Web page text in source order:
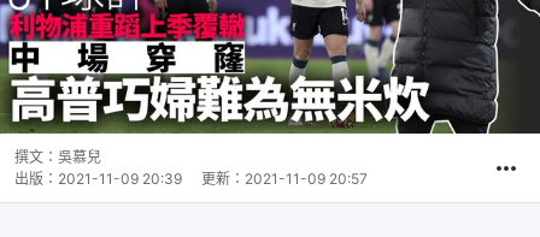
撰文： 吳慕兒
出版： 2021-11-09 20:39 更新： 2021-11-09 20:57